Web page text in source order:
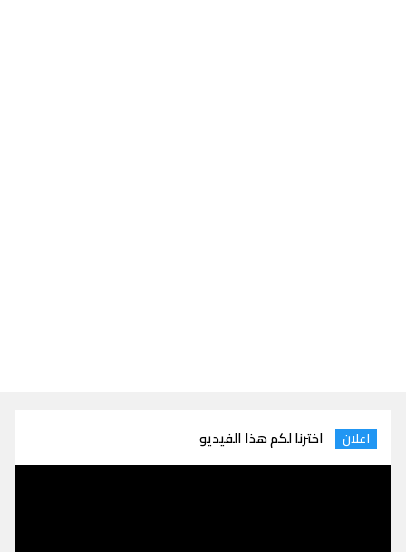
اعلان اخترنا لكم هذا الفيديو